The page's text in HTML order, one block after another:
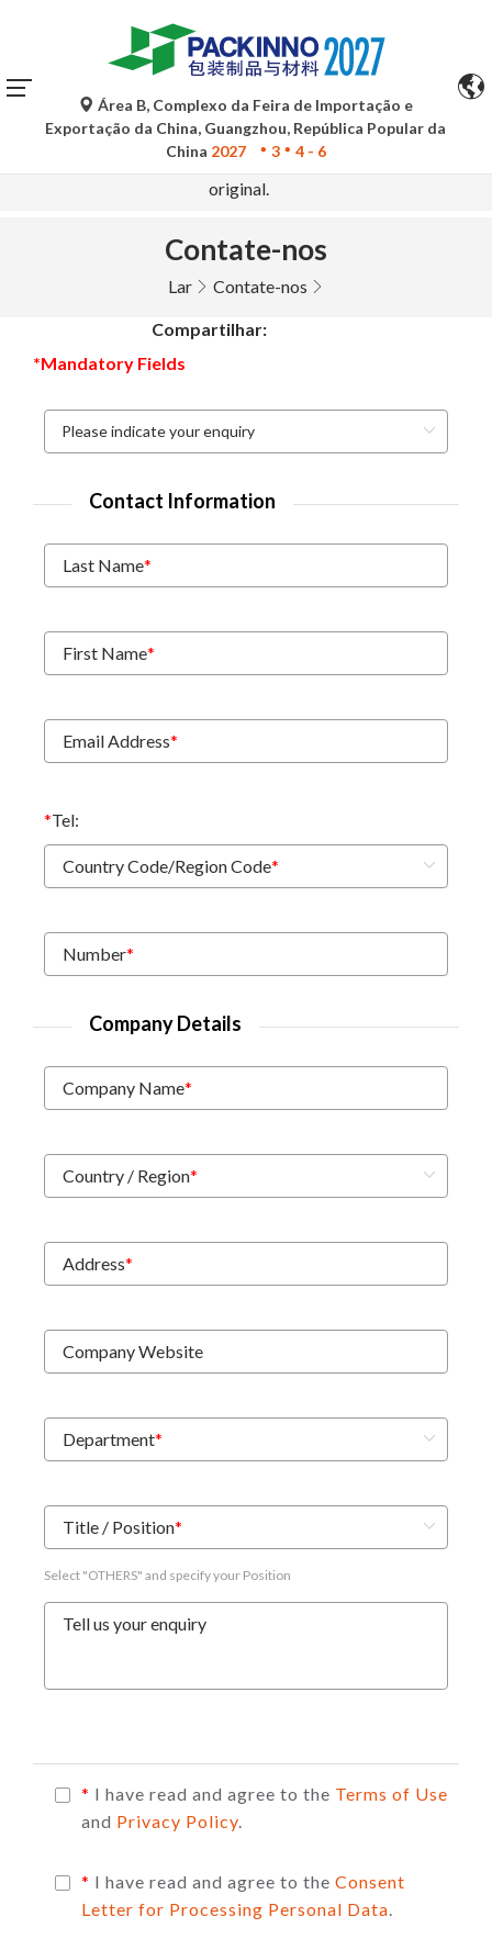
As traduções automáticas do Google Tradutor são apenas
para referência e podem conter imprecisões. Para
quaisquer dúvidas, consulte a versão original no idioma
original.
Área B, Complexo da Feira de Importação e
Exportação da China, Guangzhou, República Popular da
China 2027 3 4 - 6
Contate-nos
Lar Contate-nos
Compartilhar:
*Mandatory Fields
Contact Information
Last Name*
First Name*
Email Address*
*Tel:
Country Code/Region Code*
Number*
Company Details
Company Name*
Country / Region*
Address*
Company Website
Department*
Title / Position*
Select "OTHERS" and specify your Position
Tell us your enquiry
* I have read and agree to the Terms of Use
and Privacy Policy.
* I have read and agree to the Consent
Letter for Processing Personal Data.